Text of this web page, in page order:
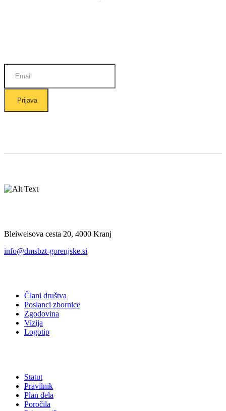
Prijava
Bleiweisova cesta 20, 4000 Kranj
info@dmsbzt-gorenjske.si
Člani društva
Poslanci zbornice
Zgodovina
Vizija
Logotip
Statut
Pravilnik
Plan dela
Poročila